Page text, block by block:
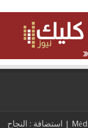
اصدار شركة Mėdias Cliquable SARL. Au | استضافة : النجاح